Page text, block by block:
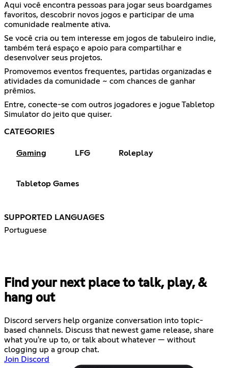
Aqui você encontra pessoas para jogar seus boardgames
favoritos, descobrir novos jogos e participar de uma
comunidade realmente ativa.
Se você cria ou tem interesse em jogos de tabuleiro indie,
também terá espaço e apoio para compartilhar e
desenvolver seus projetos.
Promovemos eventos frequentes, partidas organizadas e
atividades da comunidade ~ com chances de ganhar
prêmios.
Entre, conecte-se com outros jogadores e jogue Tabletop
Simulator do jeito que quiser.
CATEGORIES
Gaming LFG Roleplay
Tabletop Games
SUPPORTED LANGUAGES
Portuguese
Find your next place to talk, play, &
hang out
Discord servers help organize conversation into topic-
based channels. Discuss that newest game release, share
what you're up to, or talk about whatever — without
clogging up a group chat.
Join Discord